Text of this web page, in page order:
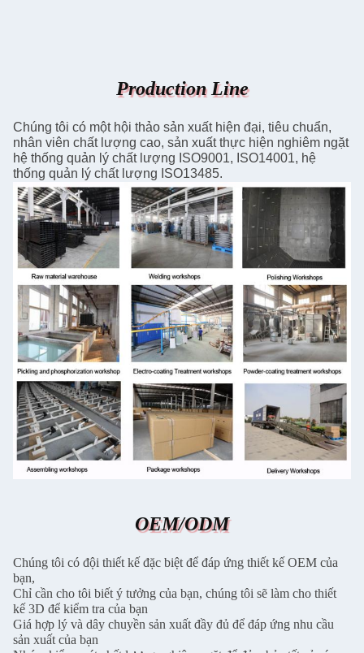
Production Line
Chúng tôi có một hội thảo sản xuất hiện đại, tiêu chuẩn,
nhân viên chất lượng cao, sản xuất thực hiện nghiêm ngặt
hệ thống quản lý chất lượng ISO9001, ISO14001, hệ
thống quản lý chất lượng ISO13485.
OEM/ODM
Chúng tôi có đội thiết kế đặc biệt để đáp ứng thiết kế OEM của
bạn,
Chỉ cần cho tôi biết ý tưởng của bạn, chúng tôi sẽ làm cho thiết
kế 3D để kiểm tra của bạn
Giá hợp lý và dây chuyền sản xuất đầy đủ để đáp ứng nhu cầu
sản xuất của bạn